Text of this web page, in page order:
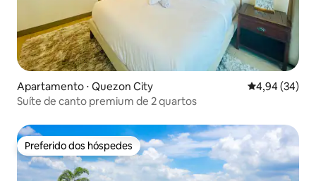
Apartamento ⋅ Quezon City 4,94 de uma
4,94 (34)
Suíte de canto premium de 2 quartos
Preferido dos hóspedes
Preferido dos hóspedes